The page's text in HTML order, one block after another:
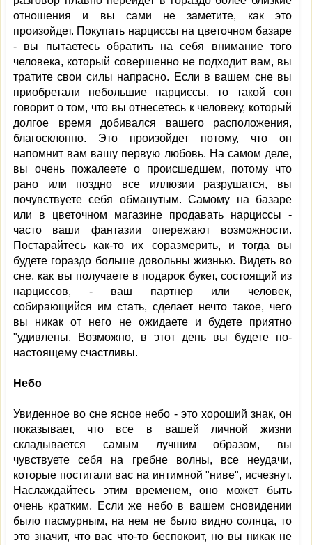
отношения и вы сами не заметите, как это
произойдет. Покупать нарциссы на цветочном базаре
- вы пытаетесь обратить на себя внимание того
человека, который совершенно не подходит вам, вы
тратите свои силы напрасно. Если в вашем сне вы
приобретали небольшие нарциссы, то такой сон
говорит о том, что вы отнесетесь к человеку, который
долгое время добивался вашего расположения,
благосклонно. Это произойдет потому, что он
напомнит вам вашу первую любовь. На самом деле,
вы очень пожалеете о происшедшем, потому что
рано или поздно все иллюзии разрушатся, вы
почувствуете себя обманутым. Самому на базаре
или в цветочном магазине продавать нарциссы -
часто ваши фантазии опережают возможности.
Постарайтесь как-то их соразмерить, и тогда вы
будете гораздо больше довольны жизнью. Видеть во
сне, как вы получаете в подарок букет, состоящий из
нарциссов, - ваш партнер или человек,
собирающийся им стать, сделает нечто такое, чего
вы никак от него не ожидаете и будете приятно
"удивлены. Возможно, в этот день вы будете по-
настоящему счастливы.
Небо
Увиденное во сне ясное небо - это хороший знак, он
показывает, что все в вашей личной жизни
складывается самым лучшим образом, вы
чувствуете себя на гребне волны, все неудачи,
которые постигали вас на интимной "ниве", исчезнут.
Наслаждайтесь этим временем, оно может быть
очень кратким. Если же небо в вашем сновидении
было пасмурным, на нем не было видно солнца, то
это значит, что вас что-то беспокоит, но вы никак не